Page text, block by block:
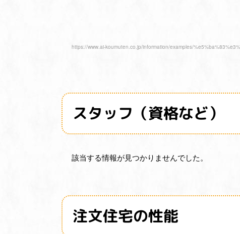
https://www.ai-koumuten.co.jp/information/examples/
スタッフ（資格など）
該当する情報が見つかりませんでした。
注文住宅の性能